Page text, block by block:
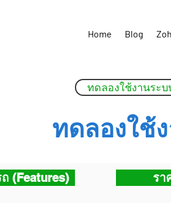
Home Blog
ทดลองใช้งานระ
ทดลองใช้
(Features) รา